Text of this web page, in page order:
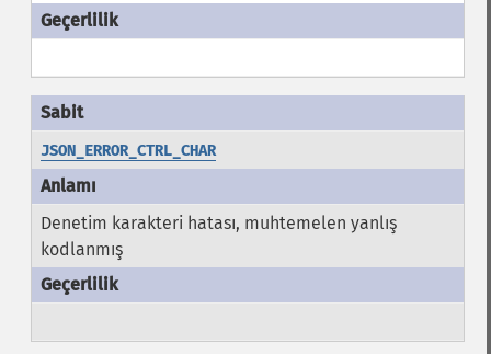
JSON_ERROR_CTRL_CHAR
Denetim karakteri hatası, muhtemelen yanlış
kodlanmış